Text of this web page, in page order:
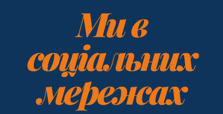
Ми в
соціальних
мережах